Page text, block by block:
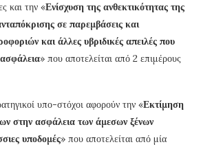
και την «Ενίσχυση της ανθεκτικότητας της
σε παρεμβάσεις και
και άλλες υβριδικές απειλές που
» που αποτελείται από 2 επιμέρους
υπο-στόχοι αφορούν την «Εκτίμηση
στην ασφάλεια των άμεσων ξένων
υποδομές» που αποτελείται από μία